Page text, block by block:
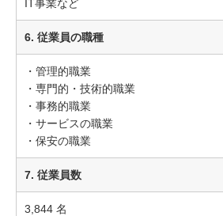
IT事業など
6. 従業員の職種
・管理的職業
・専門的・技術的職業
・事務的職業
・サービスの職業
・保安の職業
7. 従業員数
3,844 名